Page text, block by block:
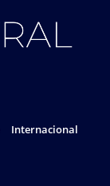
Internacional